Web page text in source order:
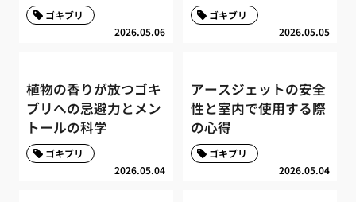
2026.05.06
ゴキブリ
2026.05.05
ゴキブリ
植物の香りが放つゴキ
ブリへの忌避力とメン
トールの科学
2026.05.04
ゴキブリ
アースジェットの安全
性と室内で使用する際
の心得
2026.05.04
ゴキブリ